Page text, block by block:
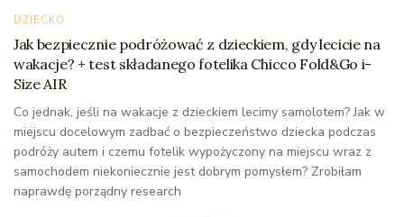
DZIECKO
Jak bezpiecznie podróżować z dzieckiem, gdy lecicie na
wakacje? + test składanego fotelika Chicco Fold&Go i-
Size AIR
Co jednak, jeśli na wakacje z dzieckiem lecimy samolotem? Jak w
miejscu docelowym zadbać o bezpieczeństwo dziecka podczas
podróży autem i czemu fotelik wypożyczony na miejscu wraz z
samochodem niekoniecznie jest dobrym pomysłem? Zrobiłam
naprawdę porządny research